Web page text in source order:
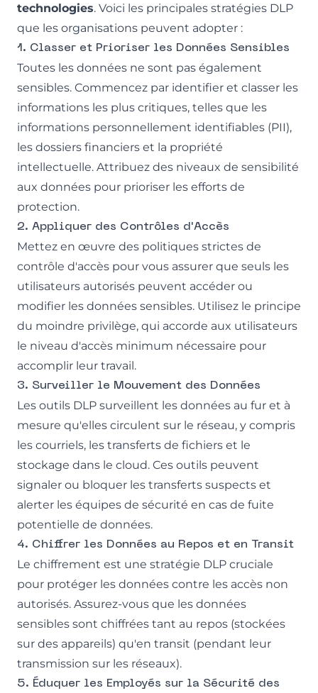
technologies. Voici les principales stratégies DLP
que les organisations peuvent adopter :
1. Classer et Prioriser les Données Sensibles
Toutes les données ne sont pas également
sensibles. Commencez par identifier et classer les
informations les plus critiques, telles que les
informations personnellement identifiables (PII),
les dossiers financiers et la propriété
intellectuelle. Attribuez des niveaux de sensibilité
aux données pour prioriser les efforts de
protection.
2. Appliquer des Contrôles d'Accès
Mettez en œuvre des politiques strictes de
contrôle d'accès pour vous assurer que seuls les
utilisateurs autorisés peuvent accéder ou
modifier les données sensibles. Utilisez le principe
du moindre privilège, qui accorde aux utilisateurs
le niveau d'accès minimum nécessaire pour
accomplir leur travail.
3. Surveiller le Mouvement des Données
Les outils DLP surveillent les données au fur et à
mesure qu'elles circulent sur le réseau, y compris
les courriels, les transferts de fichiers et le
stockage dans le cloud. Ces outils peuvent
signaler ou bloquer les transferts suspects et
alerter les équipes de sécurité en cas de fuite
potentielle de données.
4. Chiffrer les Données au Repos et en Transit
Le chiffrement est une stratégie DLP cruciale
pour protéger les données contre les accès non
autorisés. Assurez-vous que les données
sensibles sont chiffrées tant au repos (stockées
sur des appareils) qu'en transit (pendant leur
transmission sur les réseaux).
5. Éduquer les Employés sur la Sécurité des